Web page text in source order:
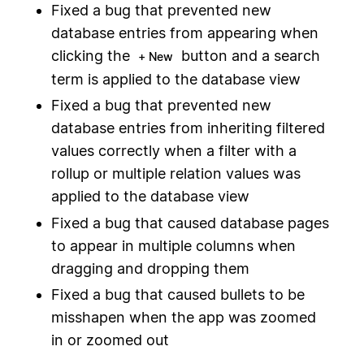
Fixed a bug that prevented new
database entries from appearing when
clicking the
+ New
button and a search
term is applied to the database view
Fixed a bug that prevented new
database entries from inheriting filtered
values correctly when a filter with a
rollup or multiple relation values was
applied to the database view
Fixed a bug that caused database pages
to appear in multiple columns when
dragging and dropping them
Fixed a bug that caused bullets to be
misshapen when the app was zoomed
in or zoomed out